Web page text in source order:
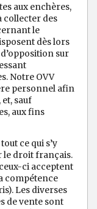
aux enchères,
collecter des
le
dès lors
sur
Notre OVV
personnel afin
sauf
aux fins
ce qui s’y
le droit français.
ci acceptent
compétence
Les diverses
de vente sont